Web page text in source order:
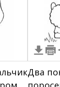
Два